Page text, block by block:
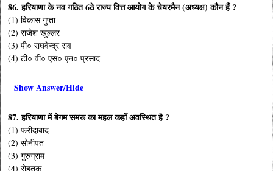
86. हरियाणा के नव गठित 6ठे राज्य वित्त आयोग के चेयरमैन (अध्यक्ष) कौन हैं ?
(1) विकास गुप्ता
(2) राजेश खुल्लर
(3) पी० राघवेन्द्र राव
(4) टी० वी० एस० एन० प्रसाद
Show Answer/Hide
87. हरियाणा में बेगम समरू का महल कहाँ अवस्थित है ?
(1) फरीदाबाद
(2) सोनीपत
(3) गुरुग्राम
(4) रोहतक